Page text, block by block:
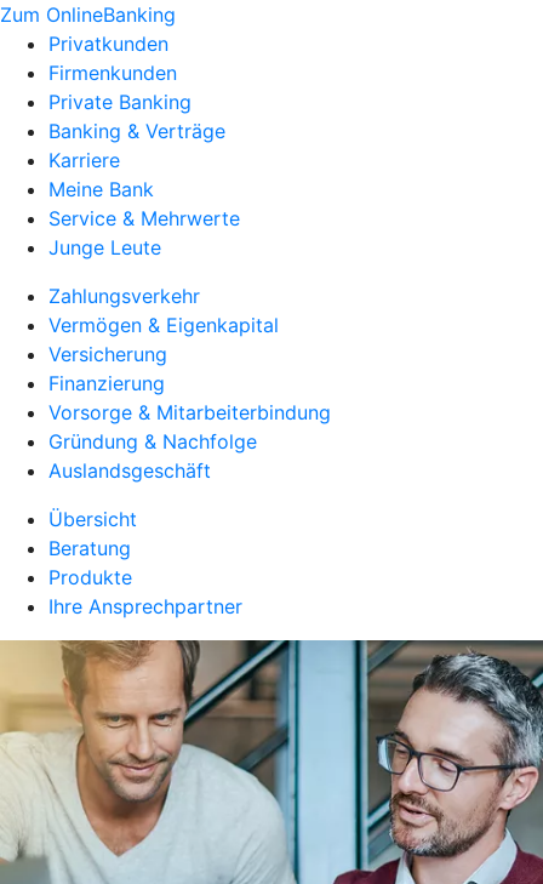
Zum OnlineBanking
Privatkunden
Firmenkunden
Private Banking
Banking & Verträge
Karriere
Meine Bank
Service & Mehrwerte
Junge Leute
Zahlungsverkehr
Vermögen & Eigenkapital
Versicherung
Finanzierung
Vorsorge & Mitarbeiterbindung
Gründung & Nachfolge
Auslandsgeschäft
Übersicht
Beratung
Produkte
Ihre Ansprechpartner